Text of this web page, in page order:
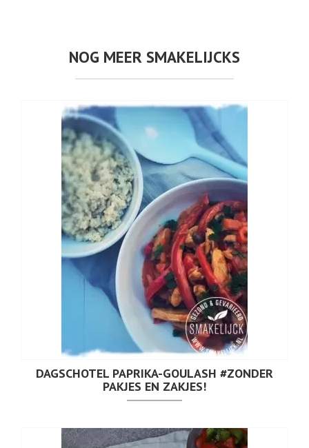
NOG MEER SMAKELIJCKS
DAGSCHOTEL PAPRIKA-GOULASH #ZONDER
PAKJES EN ZAKJES!